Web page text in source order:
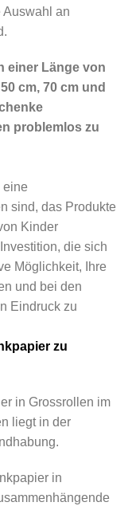
Auswahl an
einer Länge von
cm, 70 cm und
problemlos zu
eine
sind, das Produkte
Kinder
die sich
Möglichkeit, Ihre
und bei den
Eindruck zu
zu
in Grossrollen im
liegt in der
in